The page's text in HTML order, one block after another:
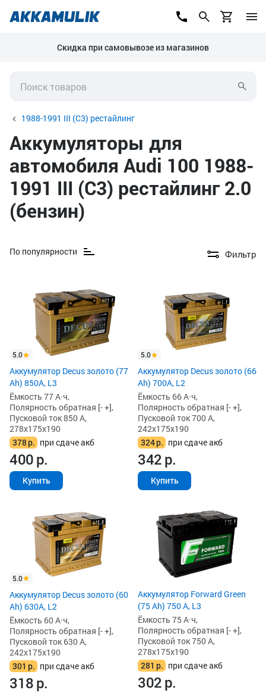
Скидка при самовывозе из магазинов
1988-1991 III (C3) рестайлинг
Аккумуляторы для
автомобиля Audi 100 1988-
1991 III (C3) рестайлинг 2.0
(бензин)
По популярности Фильтр
5.0
Аккумулятор Decus золото (77
Ah) 850А, L3
Ёмкость 77 А·ч,
Полярность обратная [- +],
Пусковой ток 850 А,
278x175x190
378р. при сдаче акб
400р.
Купить
5.0
Аккумулятор Decus золото (66
Ah) 700A, L2
Ёмкость 66 А·ч,
Полярность обратная [- +],
Пусковой ток 700 А,
242x175x190
324р. при сдаче акб
342р.
Купить
5.0
Аккумулятор Decus золото (60
Ah) 630A, L2
Ёмкость 60 А·ч,
Полярность обратная [- +],
Пусковой ток 630 А,
242x175x190
301 р. при сдаче акб
318р.
Аккумулятор Forward Green
(75 Ah) 750 А, L3
Ёмкость 75 А·ч,
Полярность обратная [- +],
Пусковой ток 750 А,
278x175x190
281 р. при сдаче акб
302р.